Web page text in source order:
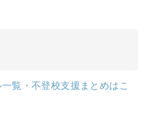
覧・不登校支援まとめはこ